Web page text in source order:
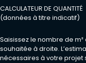
CALCULATEUR DE QUANTITÉ
(données à titre indicatif)
Saisissez le nombre de
souhaitée à droite.
nécessaires à votre projet